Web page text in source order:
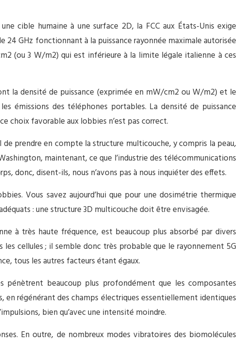
cible humaine à une surface 2D, la FCC aux États-Unis exige
24 GHz fonctionnant à la puissance rayonnée maximale autorisée
(ou 3 W/m2) qui est inférieure à la limite légale italienne à ces
la densité de puissance (exprimée en mW/cm2 ou W/m2) et le
émissions des téléphones portables. La densité de puissance
choix favorable aux lobbies n’est pas correct.
prendre en compte la structure multicouche, y compris la peau,
maintenant, ce que l’industrie des télécommunications
donc, disent-ils, nous n’avons pas à nous inquiéter des effets.
Vous savez aujourd’hui que pour une dosimétrie thermique
: une structure 3D multicouche doit être envisagée.
à très haute fréquence, est beaucoup plus absorbé par divers
cellules ; il semble donc très probable que le rayonnement 5G
tous les autres facteurs étant égaux.
pénètrent beaucoup plus profondément que les composantes
en régénérant des champs électriques essentiellement identiques
bien qu’avec une intensité moindre.
En outre, de nombreux modes vibratoires des biomolécules